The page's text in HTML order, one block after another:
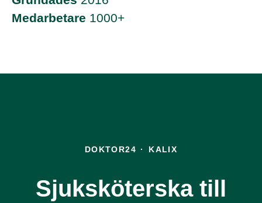
Medarbetare 1000+
DOKTOR24 · KALIX
Sjuksköterska till